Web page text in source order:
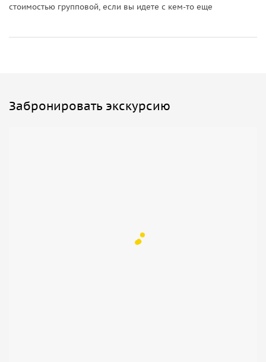
стоимостью групповой, если вы идете с кем-то еще
Забронировать экскурсию